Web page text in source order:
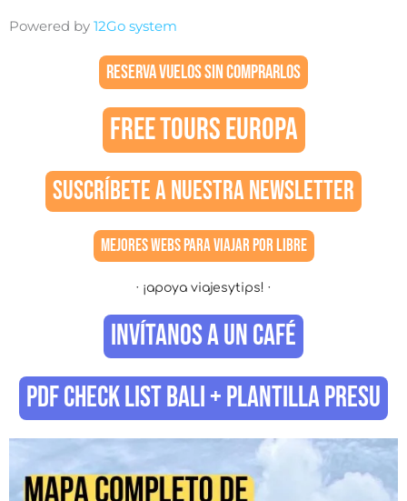
Powered by 12Go system
RESERVA VUELOS SIN COMPRARLOS
FREE TOURS EUROPA
SUSCRÍBETE A NUESTRA NEWSLETTER
MEJORES WEBS PARA VIAJAR POR LIBRE
· ¡apoya viajesytips! ·
INVÍTANOS A UN CAFÉ
PDF CHECK LIST BALI + PLANTILLA PRESU